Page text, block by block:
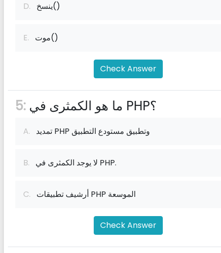
D. ينسخ()
E. موت()
Check Answer
5: ما هو الكمثرى في PHP؟
A. تمديد PHP وتطبيق مستودع التطبيق
B. لا يوجد الكمثرى في PHP.
C. أرشيف تطبيقات PHP الموسعة
Check Answer